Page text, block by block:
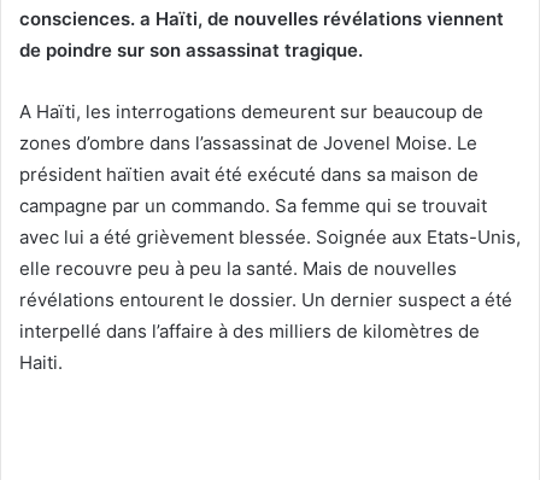
consciences. a Haïti, de nouvelles révélations viennent
de poindre sur son assassinat tragique.
A Haïti, les interrogations demeurent sur beaucoup de
zones d’ombre dans l’assassinat de Jovenel Moise. Le
président haïtien avait été exécuté dans sa maison de
campagne par un commando. Sa femme qui se trouvait
avec lui a été grièvement blessée. Soignée aux Etats-Unis,
elle recouvre peu à peu la santé. Mais de nouvelles
révélations entourent le dossier. Un dernier suspect a été
interpellé dans l’affaire à des milliers de kilomètres de
Haiti.